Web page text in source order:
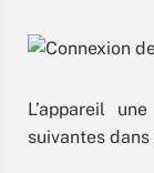
L’appareil
suivantes dans